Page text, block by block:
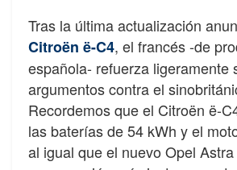
Tras la última actualización
Citroën ë-C4, el francés -de
española- refuerza ligeramente
argumentos contra el
Recordemos que el Citroën ë-
las baterías de 54 kWh y el
al igual que el nuevo Opel